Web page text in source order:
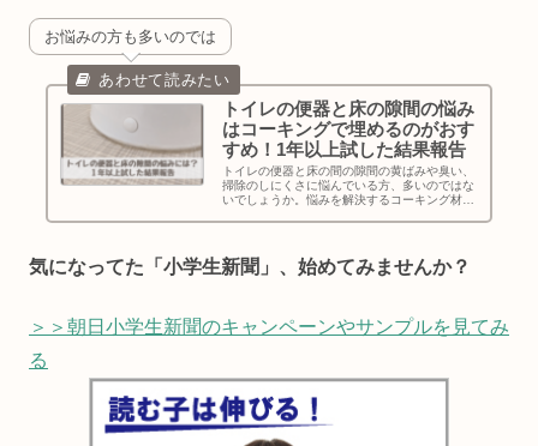
お悩みの方も多いのでは
トイレの便器と床の隙間の悩み
はコーキングで埋めるのがおす
すめ！1年以上試した結果報告
トイレの便器と床の間の隙間の黄ばみや臭い、
掃除のしにくさに悩んでいる方、多いのではな
いでしょうか。悩みを解決するコーキング材
気になってた「小学生新聞」、始めてみませんか？
＞＞朝日小学生新聞のキャンペーンやサンプルを見てみ
る